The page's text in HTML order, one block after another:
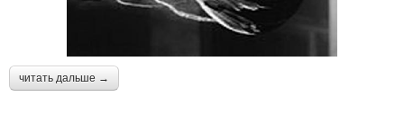
читать дальше →